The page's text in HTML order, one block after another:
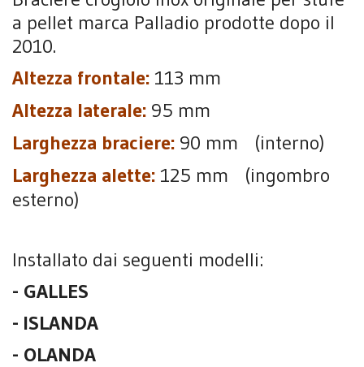
a pellet marca Palladio prodotte dopo il
2010.
Altezza frontale: 113 mm
Altezza laterale: 95 mm
Larghezza braciere: 90 mm
(interno)
Larghezza alette: 125 mm
(ingombro
esterno)
Installato dai seguenti modelli:
- GALLES
- ISLANDA
- OLANDA